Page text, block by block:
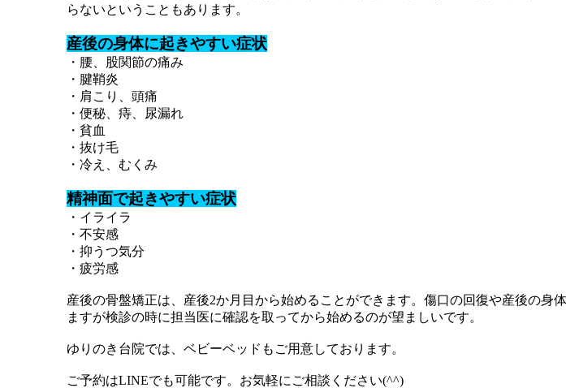
らないということもあります。
産後の身体に起きやすい症状
・腰、股関節の痛み
・腱鞘炎
・肩こり、頭痛
・便秘、痔、尿漏れ
・貧血
・抜け毛
・冷え、むくみ
精神面で起きやすい症状
・イライラ
・不安感
・抑うつ気分
・疲労感
産後の骨盤矯正は、産後2か月目から始めることができます。傷口の回復や産後の身
ますが検診の時に担当医に確認を取ってから始めるのが望ましいです。
ゆりのき台院では、ベビーベッドもご用意しております。
ご予約はLINEでも可能です。お気軽にご相談ください(^^)